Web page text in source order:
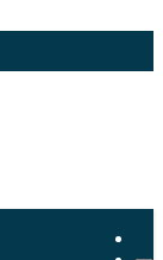
理の秘訣